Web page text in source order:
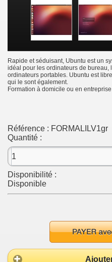
Rapide et séduisant, Ubuntu est un
idéal pour les ordinateurs de bureau,
ordinateurs portables. Ubuntu est
qui le sont également.
Formation à domicile ou en
Référence : FORMALILV1gr
Quantité :
Disponibilité :
Disponible